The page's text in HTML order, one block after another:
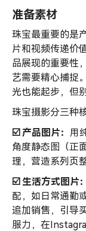
准备素材
珠宝最重要的是
片和视频传递价
品展现的重要性
艺需要精心捕捉
光也能起步，但
珠宝摄影分三种
☑️ 产品图片： 用
角度静态图（正
理，营造系列页
☑️ 生活方式图片：
配，如日常通勤
追加销售，引导
服力，在